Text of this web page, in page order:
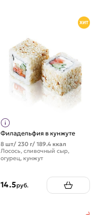
Филадельфия в кунжуте
8 шт/ 230 г/ 189.4 ккал
Лосось, сливочный сыр,
огурец, кунжут
14.5руб.